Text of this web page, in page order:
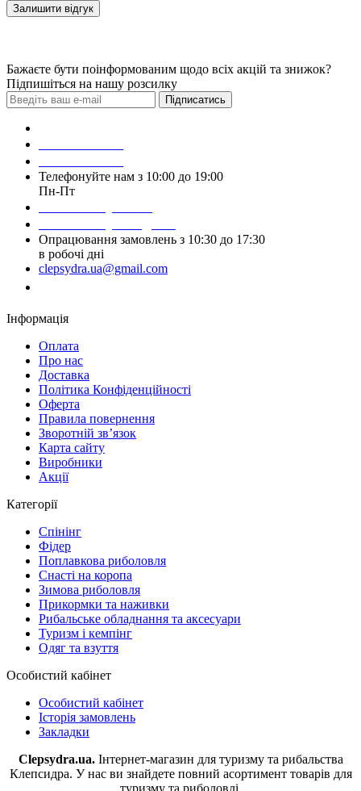
Залишити відгук
Бажаєте бути поінформованим щодо всіх акцій та знижок?
Підпишіться на нашу розсилку
Підписатись
Телефонуйте нам з 10:00 до 19:00
Пн-Пт
Опрацювання замовлень з 10:30 до 17:30
в робочі дні
clepsydra.ua@gmail.com
Інформація
Оплата
Про нас
Доставка
Політика Конфіденційності
Оферта
Правила повернення
Зворотній зв’язок
Карта сайту
Виробники
Акції
Категорії
Спінінг
Фідер
Поплавкова риболовля
Снасті на коропа
Зимова риболовля
Прикормки та наживки
Рибальське обладнання та аксесуари
Туризм і кемпінг
Одяг та взуття
Особистий кабінет
Особистий кабінет
Історія замовлень
Закладки
Clepsydra.ua. Інтернет-магазин для туризму та рибальства
Клепсидра. У нас ви знайдете повний асортимент товарів для
туризму та риболовлі.